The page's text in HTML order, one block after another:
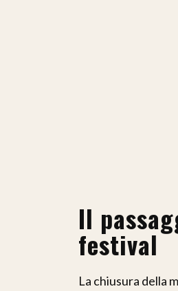
Il
festival
La chiusura della